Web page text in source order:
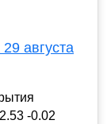
августа
-0.02